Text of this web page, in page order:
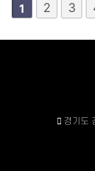
1 2 3
경기도